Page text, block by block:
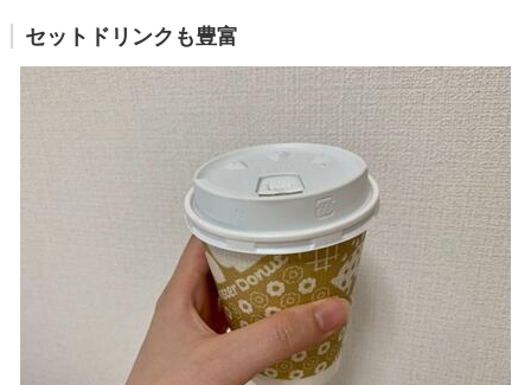
セットドリンクも豊富